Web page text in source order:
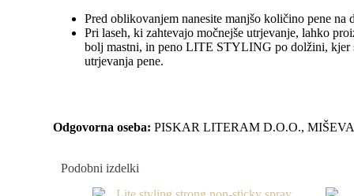
Pred oblikovanjem nanesite manjšo količino pene
Pri laseh, ki zahtevajo močnejše utrjevanje, lahko
bolj mastni, in peno LITE STYLING po dolžini, kjer
utrjevanja pene.
Odgovorna oseba: PISKAR LITERAM D.O.O.,
Podobni izdelki